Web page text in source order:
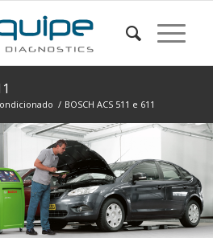
/ BOSCH ACS 511 e 611